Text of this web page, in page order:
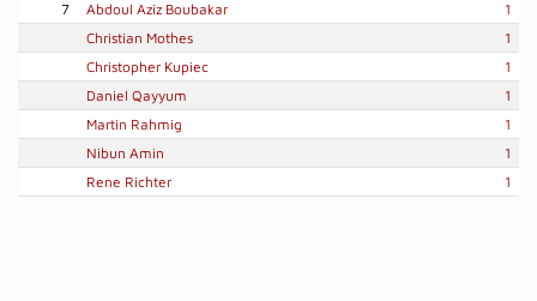
7
Abdoul Aziz Boubakar
1
Christian Mothes
1
Christopher Kupiec
1
Daniel Qayyum
1
Martin Rahmig
1
Nibun Amin
1
Rene Richter
1